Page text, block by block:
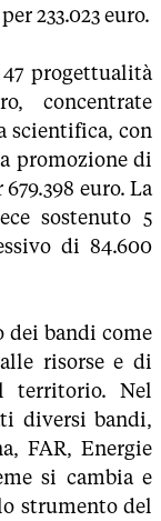
233.023 euro.
progettualità
concentrate
scientifica, con
promozione di
euro. La
sostenuto 5
di 84.600
dei bandi come
risorse e di
territorio. Nel
diversi bandi,
FAR, Energie
si cambia e
strumento del